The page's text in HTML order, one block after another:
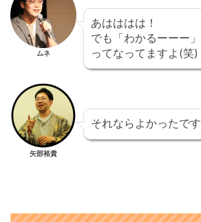
ムネ
あはははは！
でも「わかるーーー」
ってなってますよ(笑)
矢部裕貴
それならよかったです